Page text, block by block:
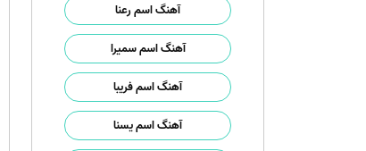
آهنگ اسم رعنا
آهنگ اسم سمیرا
آهنگ اسم فریبا
آهنگ اسم یسنا